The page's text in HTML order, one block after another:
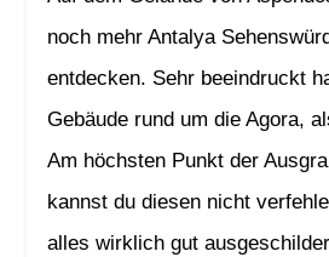
noch mehr Antalya
entdecken. Sehr beeindruckt
Gebäude rund um die Agora,
Am höchsten Punkt der
kannst du diesen nicht
alles wirklich gut